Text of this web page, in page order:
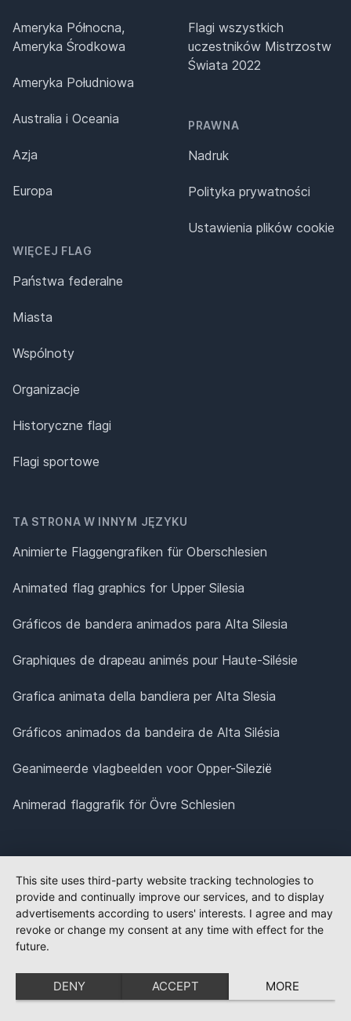
Ameryka Północna,
Ameryka Środkowa
Ameryka Południowa
Australia i Oceania
Azja
Europa
WIĘCEJ FLAG
Państwa federalne
Miasta
Wspólnoty
Organizacje
Historyczne flagi
Flagi sportowe
Flagi wszystkich
uczestników Mistrzostw
Świata 2022
PRAWNA
Nadruk
Polityka prywatności
Ustawienia plików cookie
TA STRONA W INNYM JĘZYKU
Animierte Flaggengrafiken für Oberschlesien
Animated flag graphics for Upper Silesia
Gráficos de bandera animados para Alta Silesia
Graphiques de drapeau animés pour Haute-Silésie
Grafica animata della bandiera per Alta Slesia
Gráficos animados da bandeira de Alta Silésia
Geanimeerde vlagbeelden voor Opper-Silezië
Animerad flaggrafik för Övre Schlesien
This site uses third-party website tracking technologies to
provide and continually improve our services, and to display
advertisements according to users' interests. I agree and may
revoke or change my consent at any time with effect for the
future.
DENY ACCEPT MORE